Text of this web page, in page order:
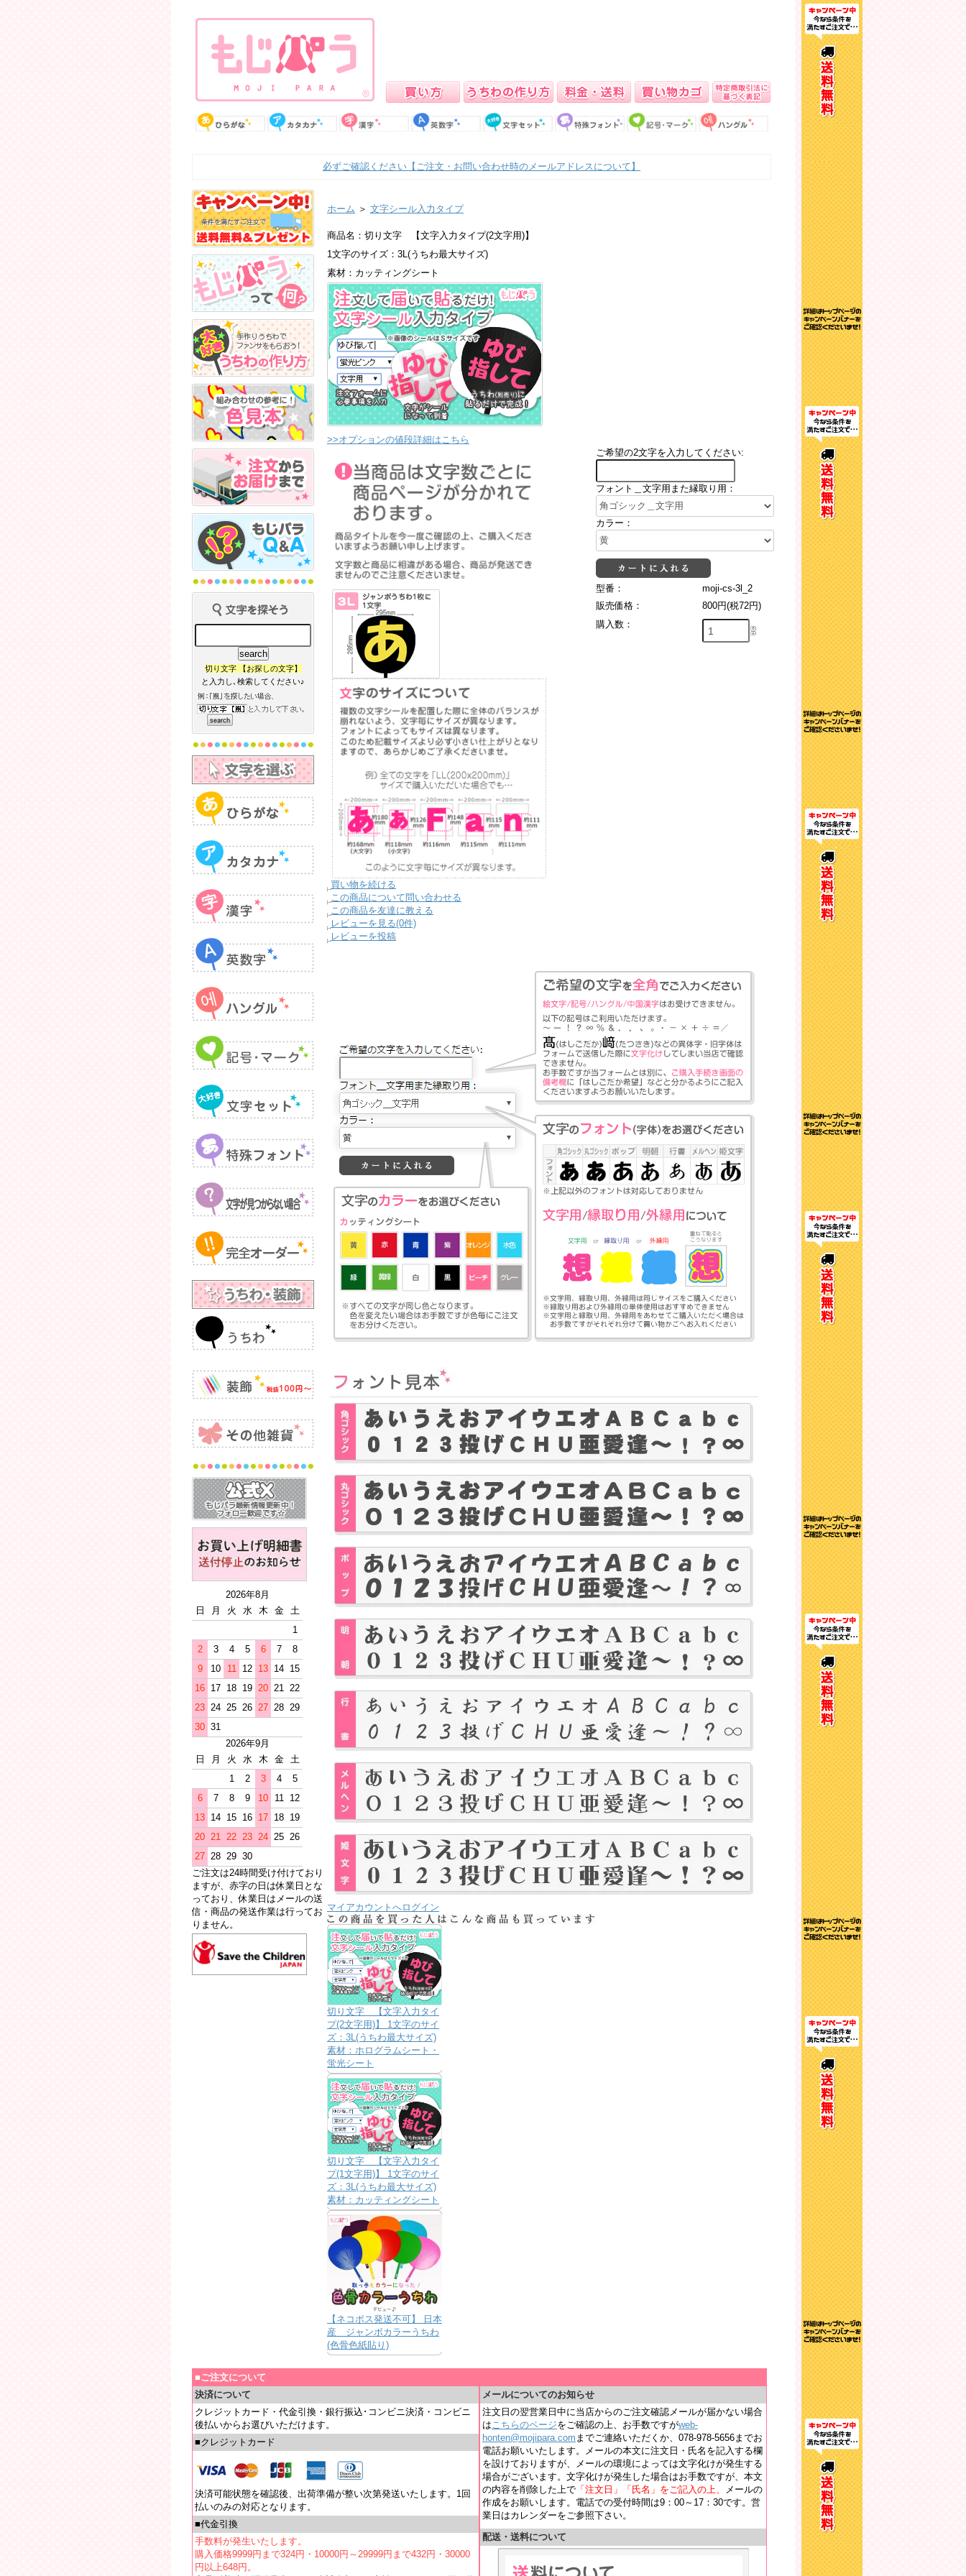
必ずご確認ください【ご注文・お問い合わせ時のメールアドレスについて】
切り文字 【お探しの文字】
と入力し､検索してください♪
2026年8月
日
月 火 水 木 金
土
1
2
3 4 5 6 7
8
9
10 11 12 13 14 15
16 17 18 19 20 21 22
23 24 25 26 27 28 29
30 31
2026年9月
日
月 火 水 木 金
土
1
2 3 4
5
6
7 8 9 10 11
12
13 14 15 16 17 18 19
20 21 22 23 24 25 26
27 28 29 30
ご注文は24時間受け付けており
ますが、赤字の日は休業日とな
っており、休業日はメールの送
信・商品の発送作業は行ってお
りません。
ホーム ＞ 文字シール入力タイプ
商品名：切り文字 【文字入力タイプ(2文字用)】
1文字のサイズ：3L(うちわ最大サイズ)
素材：カッティングシート
>>オプションの値段詳細はこちら
ご希望の2文字を入力してください:
フォント＿文字用また縁取り用：
カラー：
型番：
moji-cs-3l_2
販売価格：
800円(税72円)
購入数：
買い物を続ける
この商品について問い合わせる
この商品を友達に教える
レビューを見る(0件)
レビューを投稿
マイアカウントへログイン
切り文字 【文字入力タイ
プ(2文字用)】 1文字のサイ
ズ：3L(うちわ最大サイズ)
素材：ホログラムシート・
蛍光シート
切り文字 【文字入力タイ
プ(1文字用)】 1文字のサイ
ズ：3L(うちわ最大サイズ)
素材：カッティングシート
【ネコポス発送不可】 日本
産 ジャンボカラーうちわ
(色骨色紙貼り)
■ご注文について
決済について
クレジットカード・代金引換・銀行振込･コンビニ決済・コンビニ
後払いからお選びいただけます。
■クレジットカード
決済可能状態を確認後、出荷準備が整い次第発送いたします。1回
払いのみの対応となります。
■代金引換
手数料が発生いたします。
購入価格9999円まで324円・10000円～29999円まで432円・30000
円以上648円。
メールについてのお知らせ
注文日の翌営業日中に当店からのご注文確認メールが届かない場合
はこちらのページをご確認の上、お手数ですがweb-
honten@mojipara.com までご連絡いただくか、078-978-5656までお
電話お願いいたします。メールの本文に注文日・氏名を記入する欄
を設けておりますが、メールの環境によっては文字化けが発生する
場合がございます。文字化けが発生した場合はお手数ですが、本文
の内容を削除した上で 「注文日」「氏名」をご記入の上、
メールの
作成をお願いします。電話での受付時間は9：00～17：30です。営
業日はカレンダーをご参照下さい。
配送・送料について